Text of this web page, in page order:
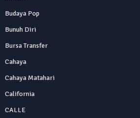
Budaya Pop
Bunuh Diri
Bursa Transfer
Cahaya
Cahaya Matahari
California
CALLE